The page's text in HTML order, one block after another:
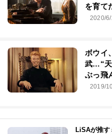
を育て
2020/
ボウイ
武…“天
ぶっ飛
2019/
LiSAが推す